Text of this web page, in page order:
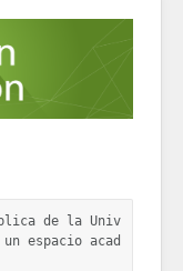
de la Univ
espacio acad